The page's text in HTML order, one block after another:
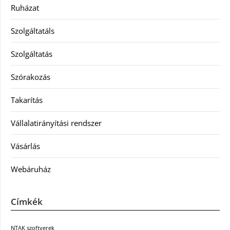
Ruházat
Szolgáltatáls
Szolgáltatás
Szórakozás
Takarítás
Vállalatirányítási rendszer
Vásárlás
Webáruház
Címkék
NTAK szoftverek